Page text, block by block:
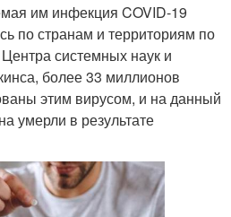
им инфекция COVID-19
по странам и территориям по
системных наук и
более 33 миллионов
этим вирусом, и на данный
умерли в результате